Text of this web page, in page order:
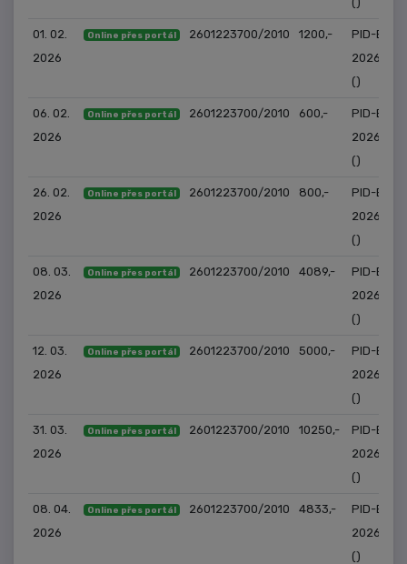
01. 02.
2026
Online přes portál 2601223700/2010 1200,-
PID-EM-
2026/
()
06. 02.
2026
Online přes portál 2601223700/2010 600,-
PID-EM-
2026/
()
26. 02.
2026
Online přes portál 2601223700/2010 800,-
PID-EM-
2026/
()
08. 03.
2026
Online přes portál 2601223700/2010 4089,-
PID-EM-
2026/
()
12. 03.
2026
Online přes portál 2601223700/2010 5000,-
PID-EM-
2026/
()
31. 03.
2026
Online přes portál 2601223700/2010 10250,-
PID-EM-
2026/
()
08. 04.
2026
Online přes portál 2601223700/2010 4833,-
PID-EM-
2026/
()